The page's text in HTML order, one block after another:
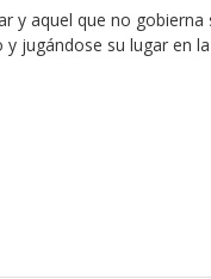
y aquel que no
jugándose su lugar en